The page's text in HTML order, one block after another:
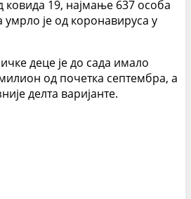
19, најмање 637 особа
је од коронавируса у
деце је до сада имало
од почетка септембра, а
делта варијанте.